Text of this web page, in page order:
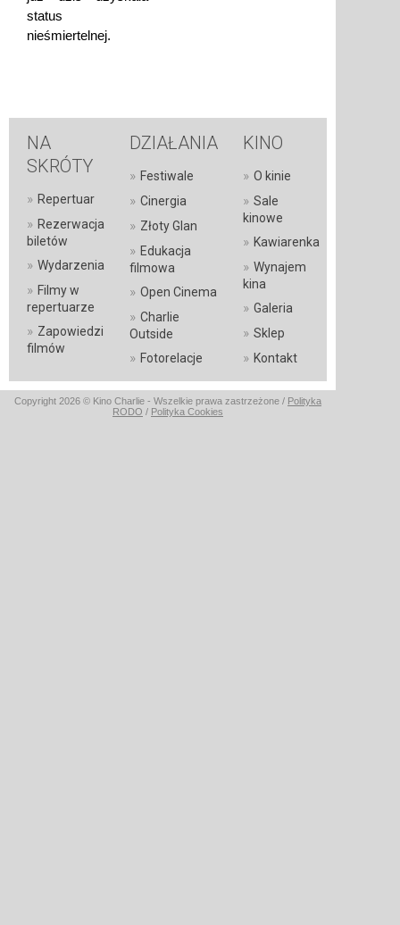
status
nieśmiertelnej.
NA
SKRÓTY
» Repertuar
» Rezerwacja
biletów
» Wydarzenia
» Filmy w
repertuarze
» Zapowiedzi
filmów
DZIAŁANIA
» Festiwale
» Cinergia
» Złoty Glan
» Edukacja
filmowa
» Open Cinema
» Charlie
Outside
» Fotorelacje
KINO
» O kinie
» Sale
kinowe
» Kawiarenka
» Wynajem
kina
» Galeria
» Sklep
» Kontakt
Copyright 2026 © Kino Charlie - Wszelkie prawa zastrzeżone / Polityka
RODO / Polityka Cookies